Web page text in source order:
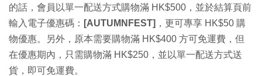
的話，會員以單一配送方式購物滿 HK$500，並於結算頁前
輸入電子優惠碼： [AUTUMNFEST] ，更可專享 HK$50 購
物優惠。另外，原本需要購物滿 HK$400 方可免運費，但
在優惠期內，只需購物滿 HK$250，並以單一配送方式送
貨，即可免運費。